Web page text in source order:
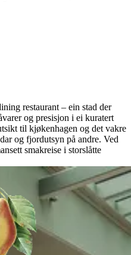
restaurant – ein stad der
og presisjon i ei kuratert
til kjøkenhagen og det vakre
og fjordutsyn på andre. Ved
smakreise i storslåtte